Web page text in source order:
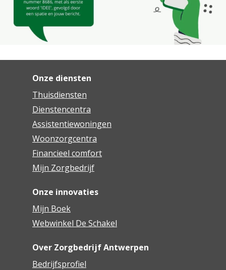
Onze diensten
Thuisdiensten
Dienstencentra
Assistentiewoningen
Woonzorgcentra
Financieel comfort
Mijn Zorgbedrijf
Onze innovaties
Mijn Boek
Webwinkel De Schakel
Over Zorgbedrijf Antwerpen
Bedrijfsprofiel